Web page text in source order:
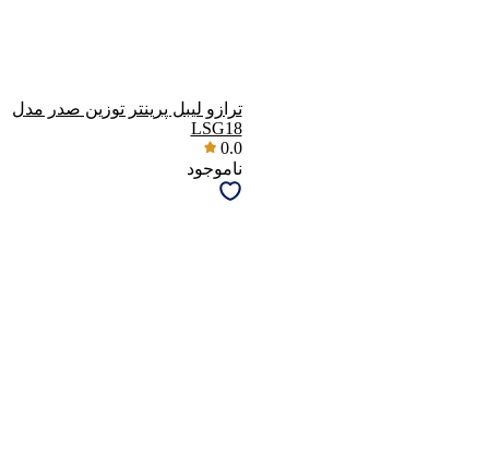
ترازو لیبل پرینتر توزین صدر مدل
LSG18
0.0
ناموجود